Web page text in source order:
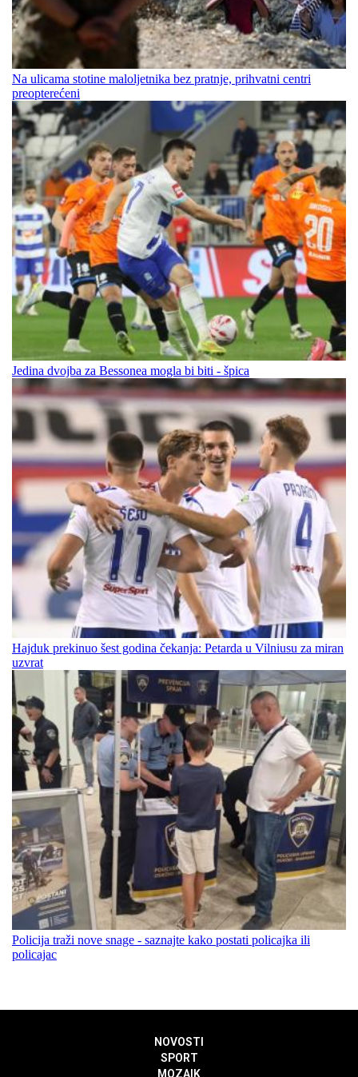
Na ulicama stotine maloljetnika bez pratnje, prihvatni centri
preopterećeni
Jedina dvojba za Bessonea mogla bi biti - špica
Hajduk prekinuo šest godina čekanja: Petarda u Vilniusu za miran
uzvrat
Policija traži nove snage - saznajte kako postati policajka ili
policajac
NOVOSTI
SPORT
MOZAIK